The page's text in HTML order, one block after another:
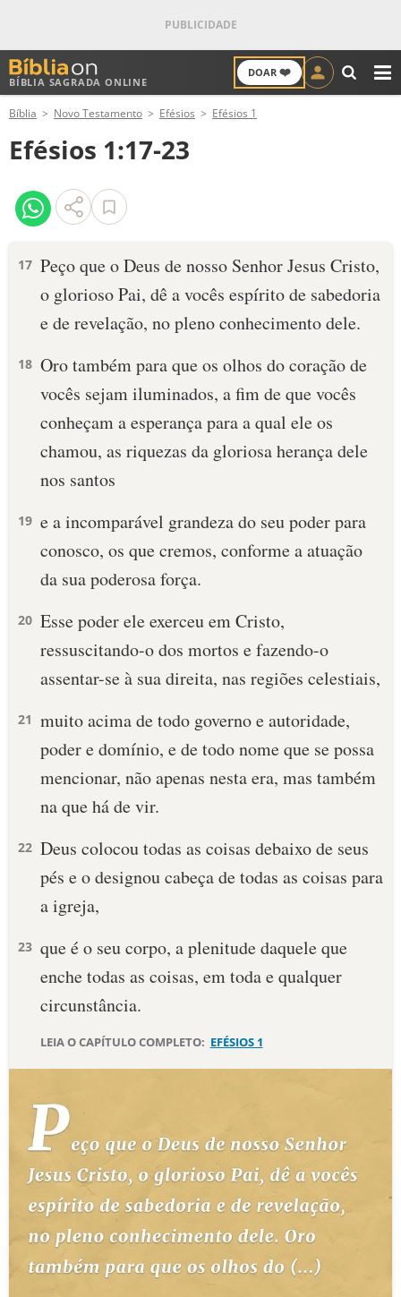
BÍBLIA SAGRADA ONLINE
DOAR ❤️
ANTIGO TESTAMENTO
NOVO TESTAMENTO
VERSÍCULOS
PALAVRA DO DIA
DEVOCIONAL DIÁRIO
10 MANDAMENTOS
ESTUDOS BÍBLICOS
ESBOÇOS DE PREGAÇÃO
TEMAS
PERGUNTE À BÍBLIA IA
LOJA BÍBLIAON
Bíblia Novo Testamento Efésios Efésios 1
Efésios 1:17-23
17 Peço que o Deus de nosso Senhor Jesus Cristo,
o glorioso Pai, dê a vocês espírito de sabedoria
e de revelação, no pleno conhecimento dele.
18 Oro também para que os olhos do coração de
vocês sejam iluminados, a fim de que vocês
conheçam a esperança para a qual ele os
chamou, as riquezas da gloriosa herança dele
nos santos
19 e a incomparável grandeza do seu poder para
conosco, os que cremos, conforme a atuação
da sua poderosa força.
20 Esse poder ele exerceu em Cristo,
ressuscitando-o dos mortos e fazendo-o
assentar-se à sua direita, nas regiões celestiais,
21 muito acima de todo governo e autoridade,
poder e domínio, e de todo nome que se possa
mencionar, não apenas nesta era, mas também
na que há de vir.
22 Deus colocou todas as coisas debaixo de seus
pés e o designou cabeça de todas as coisas para
a igreja,
23 que é o seu corpo, a plenitude daquele que
enche todas as coisas, em toda e qualquer
circunstância.
LEIA O CAPÍTULO COMPLETO: EFÉSIOS 1